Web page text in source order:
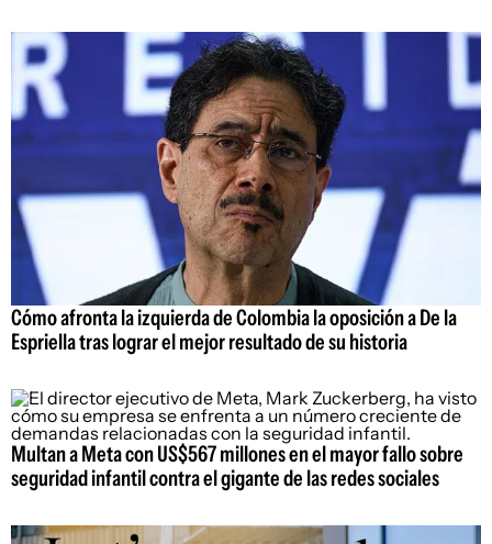
Cómo afronta la izquierda de Colombia la oposición a De la
Espriella tras lograr el mejor resultado de su historia
Multan a Meta con US$567 millones en el mayor fallo sobre
seguridad infantil contra el gigante de las redes sociales